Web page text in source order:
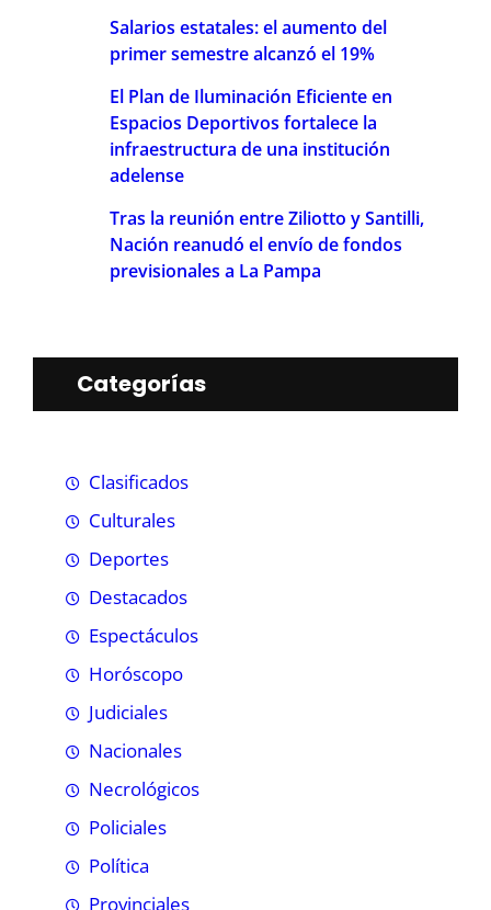
Salarios estatales: el aumento del
primer semestre alcanzó el 19%
El Plan de Iluminación Eficiente en
Espacios Deportivos fortalece la
infraestructura de una institución
adelense
Tras la reunión entre Ziliotto y Santilli,
Nación reanudó el envío de fondos
previsionales a La Pampa
Categorías
Clasificados
Culturales
Deportes
Destacados
Espectáculos
Horóscopo
Judiciales
Nacionales
Necrológicos
Policiales
Política
Provinciales